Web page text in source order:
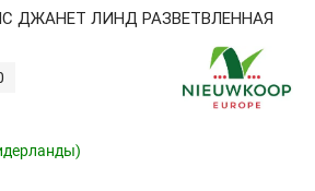
ДЖАНЕТ ЛИНД РАЗВЕТВЛЕННАЯ